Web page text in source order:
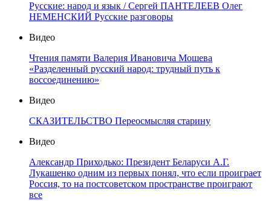
Русские: народ и язык / Сергей ПАНТЕЛЕЕВ Олег
НЕМЕНСКИЙ Русские разговоры
Видео
Чтения памяти Валерия Ивановича Мошева
«Разделенный русский народ: трудный путь к
воссоединению»
Видео
СКАЗИТЕЛЬСТВО Переосмысляя старину
Видео
Александр Приходько: Президент Беларуси А.Г.
Лукашенко одним из первых понял, что если проиграет
Россия, то на постсоветском пространстве проиграют
все